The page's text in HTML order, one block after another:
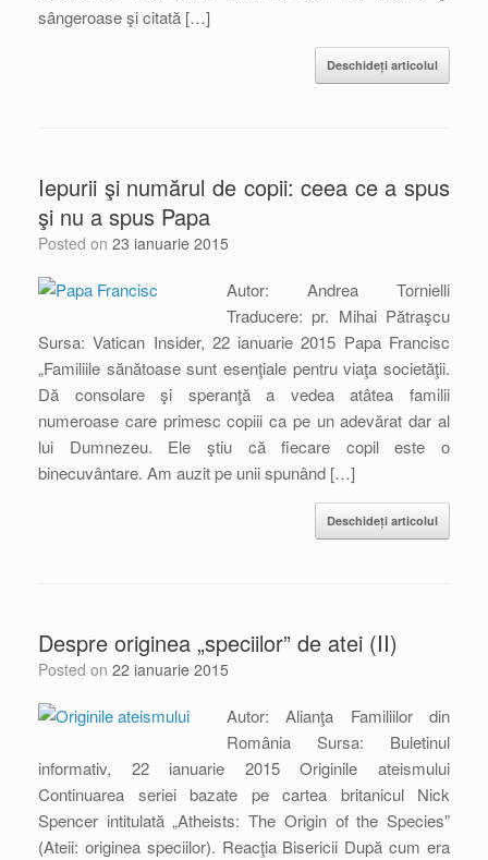
sângeroase şi citată […]
Deschideți articolul
Iepurii şi numărul de copii: ceea ce a spus
şi nu a spus Papa
Posted on 23 ianuarie 2015
Autor: Andrea Tornielli
Traducere: pr. Mihai Pătraşcu
Sursa: Vatican Insider, 22 ianuarie 2015 Papa Francisc
„Familiile sănătoase sunt esenţiale pentru viaţa societăţii.
Dă consolare şi speranţă a vedea atâtea familii
numeroase care primesc copiii ca pe un adevărat dar al
lui Dumnezeu. Ele ştiu că fiecare copil este o
binecuvântare. Am auzit pe unii spunând […]
Deschideți articolul
Despre originea „speciilor” de atei (II)
Posted on 22 ianuarie 2015
Autor: Alianţa Familiilor din
România Sursa: Buletinul
informativ, 22 ianuarie 2015 Originile ateismului
Continuarea seriei bazate pe cartea britanicul Nick
Spencer intitulată „Atheists: The Origin of the Species”
(Ateii: originea speciilor). Reacţia Bisericii După cum era